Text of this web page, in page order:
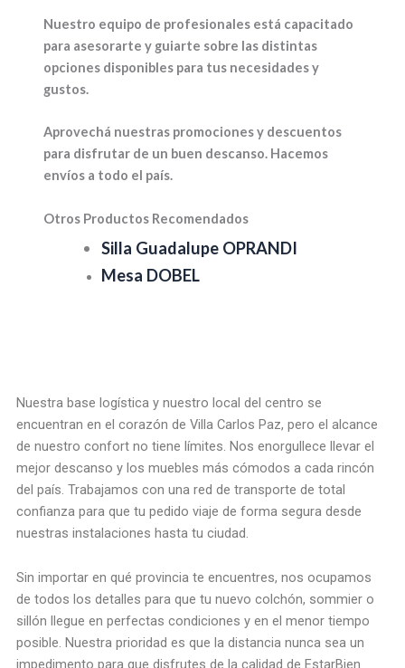
Nuestro equipo de profesionales está capacitado
para asesorarte y guiarte sobre las distintas
opciones disponibles para tus necesidades y
gustos.
Aprovechá nuestras promociones y descuentos
para disfrutar de un buen descanso. Hacemos
envíos a todo el país.
Otros Productos Recomendados
Silla Guadalupe OPRANDI
Mesa DOBEL
Nuestra base logística y nuestro local del centro se
encuentran en el corazón de Villa Carlos Paz, pero el alcance
de nuestro confort no tiene límites. Nos enorgullece llevar el
mejor descanso y los muebles más cómodos a cada rincón
del país. Trabajamos con una red de transporte de total
confianza para que tu pedido viaje de forma segura desde
nuestras instalaciones hasta tu ciudad.
Sin importar en qué provincia te encuentres, nos ocupamos
de todos los detalles para que tu nuevo colchón, sommier o
sillón llegue en perfectas condiciones y en el menor tiempo
posible. Nuestra prioridad es que la distancia nunca sea un
impedimento para que disfrutes de la calidad de EstarBien.